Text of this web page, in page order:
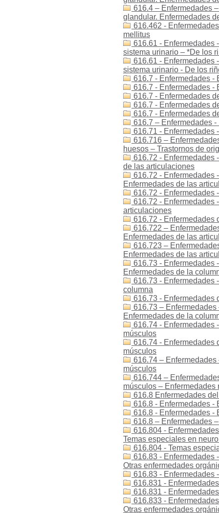
616.4 – Enfermedades
glandular. Enfermedades
616.462 -
mellitus
616.61 - Enfermedades
sistema urinario – *De los
616.61 - Enfermedades
sistema urinario - De los
616.7 - Enfermedades -
616.7 - Enfermedades -
616.7 - Enfermedades
616.7 - Enfermedades
616.7 - Enfermedades
616.7 – Enfermedades
616.71 - Enfermedades
616.716 –
huesos – Trastornos de
616.72 - Enfermedades
de las articulaciones
616.72 - Enfermedades
Enfermedades de las
616.72 - Enfermedades
616.72 - Enfermedades
articulaciones
616.72 - Enfermedades
616.722 –
Enfermedades de las
616.723 –
Enfermedades de las
616.73 - Enfermedades
Enfermedades de la
616.73 - Enfermedades
columna
616.73 - Enfermedades
616.73 –
Enfermedades de la
616.74 - Enfermedades
músculos
616.74 - Enfermedades
músculos
616.74 –
músculos
616.744 –
músculos – Enfermedades
616.8 Enfermedades
616.8 - Enfermedades -
616.8 - Enfermedades -
616.8 – Enfermedades
616.804 -
Temas especiales en
616.804 - Temas
616.83 - Enfermedades
Otras enfermedades
616.83 - Enfermedades
616.831 -
616.831 -
616.833 -
Otras enfermedades